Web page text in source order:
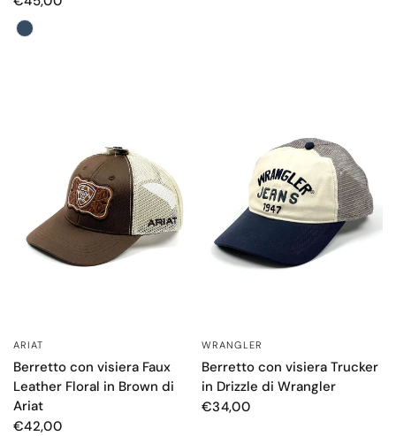
Colore
ARIAT
Berretto con visiera Faux
Leather Floral in Brown di
Ariat
€42,00
OCCHIATA VELOCE
WRANGLER
Berretto con visiera Trucker
in Drizzle di Wrangler
€34,00